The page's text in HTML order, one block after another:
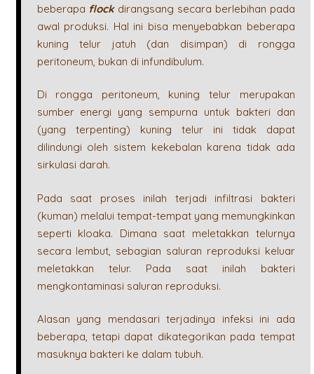
beberapa flockdirangsang secara berlebihan pada
awal produksi. Hal ini bisa menyebabkan beberapa
kuning telur jatuh (dan disimpan) di rongga
peritoneum, bukan di infundibulum.
Di rongga peritoneum, kuning telur merupakan
sumber energi yang sempurna untuk bakteri dan
(yang terpenting) kuning telur ini tidak dapat
dilindungi oleh sistem kekebalan karena tidak ada
sirkulasi darah.
Pada saat proses inilah terjadi infiltrasi bakteri
(kuman) melalui tempat-tempat yang memungkinkan
seperti kloaka. Dimana saat meletakkan telurnya
secara lembut, sebagian saluran reproduksi keluar
meletakkan telur. Pada saat inilah bakteri
mengkontaminasi saluran reproduksi.
Alasan yang mendasari terjadinya infeksi ini ada
beberapa, tetapi dapat dikategorikan pada tempat
masuknya bakteri ke dalam tubuh.